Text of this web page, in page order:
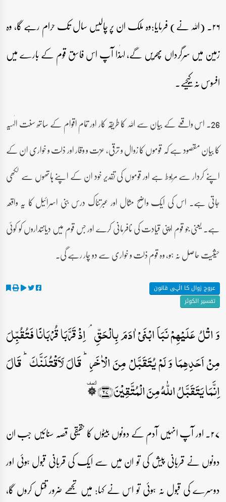
۲۶۔ (اللہ نے) فرمایا:وہ ملک ان پر چالیس سال تک حرام رہے گا، وہ
زمین میں سرگرداں پھریں گے، لہٰذا آپ اس فاسق قوم کے بارے میں
افسوس نہ کیجیے۔
26۔ اس واقعے کے بیان سے اللہ کا طریقہ کار اور تمام اقوام کے ساتھ سنت الٰہیہ
کا بیان مقصود ہے کہ قوموں کا زوال و ترقی، عزت و وقار اور ذلت و خواری ان کے
اپنے کردار سے مربوط ہے اور قوموں کی تقدیر خود ان کے اپنے ہاتھوں سے لکھی
جاتی ہے۔ اس کی ایک واضح مثال اور عبرتناک درس بنی اسرائیل کا یہ واقعہ
ہے۔ یعنی جو قوم اپنی قیادت کی نافرمانی کرے اور جس قوم میں دیانتداروں کو کوئی
حیثیت حاصل نہ ہو، وہ قوم ذلت و خواری سے دو چار رہے گی۔
عروج زوال کا الٰہی قانون
تفسیر الکوثر
وَ اتۡلُ عَلَیۡہِمۡ نَبَاَ ابۡنَیۡ اٰدَمَ بِالۡحَقِّ ۘ اِذۡ قَرَّبَا قُرۡبَانًا فَتُقُبِّلَ
مِنۡ اَحَدِہِمَا وَ لَمۡ یُتَقَبَّلۡ مِنَ الۡاٰخَرِ ؕ قَالَ لَاَقۡتُلَنَّکَ ؕ قَالَ
اِنَّمَا یَتَقَبَّلُ اللّٰہُ مِنَ الۡمُتَّقِیۡنَ﴿۲۷﴾ ۞ؒ
۲۷۔ اور آپ انہیں آدم کے دونوں بیٹوں کا حقیقی قصہ سنائیں جب ان
دونوں نے قربانی پیش کی تو ان میں سے ایک کی قربانی قبول ہوئی اور
دوسرے کی قبول نہ ہوئی تو اس نے کہا: میں تجھے ضرور قتل کروں گا،